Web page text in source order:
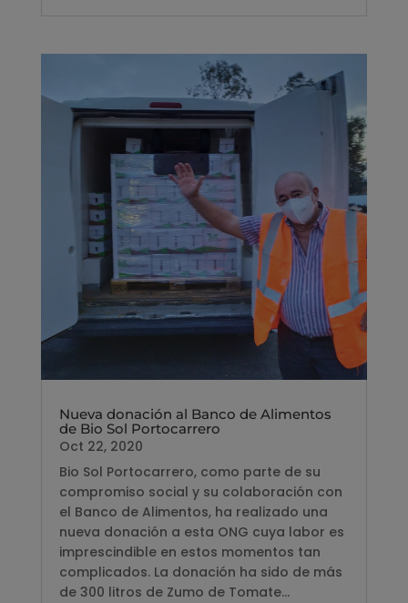
Nueva donación al Banco de Alimentos
de Bio Sol Portocarrero
Oct 22, 2020
Bio Sol Portocarrero, como parte de su
compromiso social y su colaboración con
el Banco de Alimentos, ha realizado una
nueva donación a esta ONG cuya labor es
imprescindible en estos momentos tan
complicados. La donación ha sido de más
de 300 litros de Zumo de Tomate...